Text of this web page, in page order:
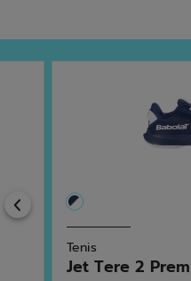
Previous
Tenis
Jet Tere 2